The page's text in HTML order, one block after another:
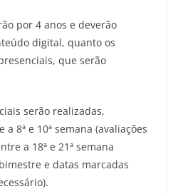
por 4 anos e deverão
digital, quanto os
que serão
serão realizadas,
8ª e 10ª semana (avaliações
a 18ª e 21ª semana
e datas marcadas